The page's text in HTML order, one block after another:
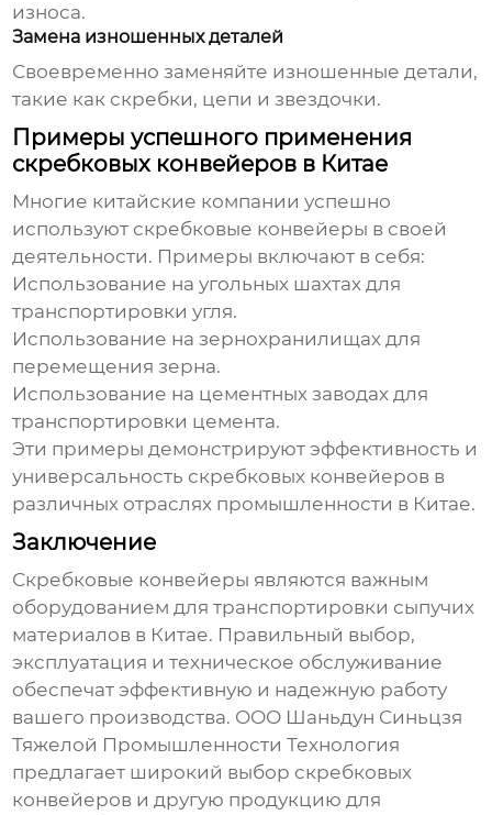
износа.
Замена изношенных деталей
Своевременно заменяйте изношенные детали,
такие как скребки, цепи и звездочки.
Примеры успешного применения
скребковых конвейеров в Китае
Многие китайские компании успешно
используют скребковые конвейеры в своей
деятельности. Примеры включают в себя:
Использование на угольных шахтах для
транспортировки угля.
Использование на зернохранилищах для
перемещения зерна.
Использование на цементных заводах для
транспортировки цемента.
Эти примеры демонстрируют эффективность и
универсальность скребковых конвейеров в
различных отраслях промышленности в Китае.
Заключение
Скребковые конвейеры являются важным
оборудованием для транспортировки сыпучих
материалов в Китае. Правильный выбор,
эксплуатация и техническое обслуживание
обеспечат эффективную и надежную работу
вашего производства. ООО Шаньдун Синьцзя
Тяжелой Промышленности Технология
предлагает широкий выбор скребковых
конвейеров и другую продукцию для